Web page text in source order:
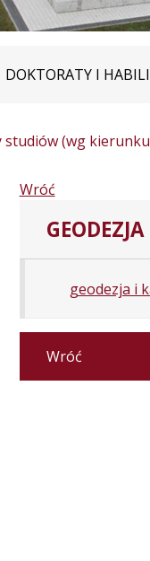
DOKTORATY I
studiów (wg
Wróć
geodezja i
Wróć